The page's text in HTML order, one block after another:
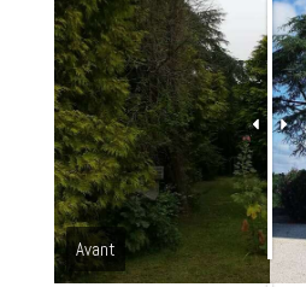
Avant